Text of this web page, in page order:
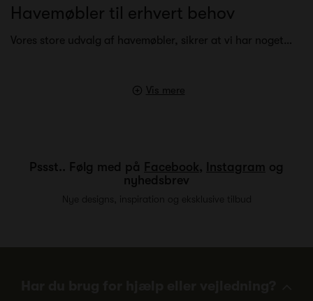
Havemøbler til erhvert behov
Vores store udvalg af havemøbler, sikrer at vi har noget…
Vis mere
Pssst.. Følg med på Facebook, Instagram og
nyhedsbrev
Nye designs, inspiration og eksklusive tilbud